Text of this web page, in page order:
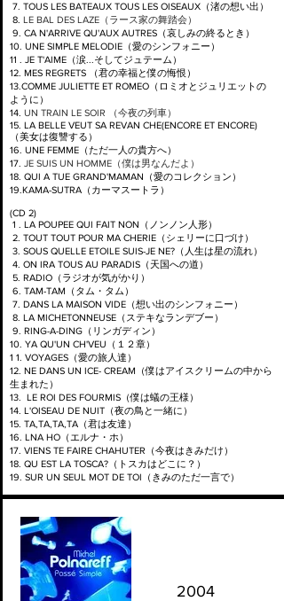
7. TOUS LES BATEAUX TOUS LES OISEAUX（渚の想い出）
8. LE BAL DES LAZE（ラース家の舞踏会）
9. CA N'ARRIVE QU'AUX AUTRES（哀しみの終るとき）
10. UNE SIMPLE MELODIE（愛のシンフォニー）
11 . JE T'AIME（涙...そしてジュテーム）
12. MES REGRETS （君の幸福と僕の悔恨）
13.COMME JULIETTE ET ROMEO（ロミオとジュリエットの
ように）
14. UN TRAIN LE SOIR （今夜の列車）
15. LA BELLE VEUT SA REVAN CHE(ENCORE ET ENCORE)
（美女は復讐する）
16. UNE FEMME（ただ一人の貴方へ）
17. JE SUIS UN HOMME（僕は男なんだよ）
18. QUI A TUE GRAND'MAMAN（愛のコレクション）
19.KAMA-SUTRA（カーマスートラ）
(CD 2)
1 . LA POUPEE QUI FAIT NON（ノンノン人形）
2. TOUT TOUT POUR MA CHERIE（シェリーに口づけ）
3. SOUS QUELLE ETOILE SUIS-JE NE?（人生は星の流れ）
4. ON IRA TOUS AU PARADIS（天国への道）
5. RADIO（ラジオが気がかり）
6. TAM-TAM（タム・タム）
7. DANS LA MAISON VIDE（想い出のシンフォニー）
8. LA MICHETONNEUSE（ステキなランデブー）
9. RING-A-DING（リンガディン）
10. YA QU'UN CH'VEU（１２章）
1 1. VOYAGES（愛の旅人達）
12. NE DANS UN ICE- CREAM（僕はアイスクリームの中から
生まれた）
13. LE ROI DES FOURMIS（僕は蟻の王様）
14. L'OISEAU DE NUIT（夜の鳥と一緒に）
15. TA,TA,TA,TA（君は友達）
16. LNA HO（エルナ・ホ）
17. VIENS TE FAIRE CHAHUTER（今夜はきみだけ）
18. QU EST LA TOSCA?（トスカはどこに？）
19. SUR UN SEUL MOT DE TOI（きみのただ一言で）
2004